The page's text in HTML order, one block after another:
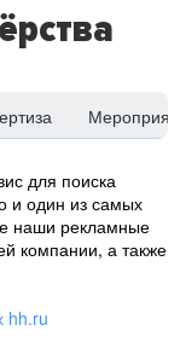
для поиска
и один из самых
наши рекламные
компании, а также
hh.ru